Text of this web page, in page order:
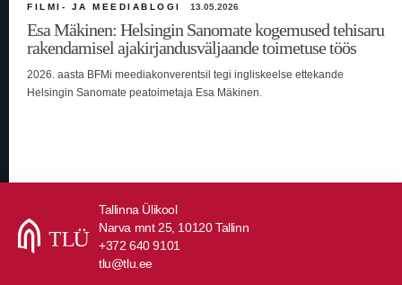
FILMI- JA MEEDIABLOGI 13.05.2026
Esa Mäkinen: Helsingin Sanomate kogemused tehisaru
rakendamisel ajakirjandusväljaande toimetuse töös
2026. aasta BFMi meediakonverentsil tegi ingliskeelse ettekande
Helsingin Sanomate peatoimetaja Esa Mäkinen.
Tallinna Ülikool
Narva mnt 25, 10120 Tallinn
+372 640 9101
tlu@tlu.ee